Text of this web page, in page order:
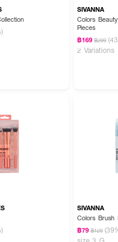
SIVANNA
Colors
Pieces
฿169 ฿299
2 Variations
SIVANNA
Colors Brush
฿79 ฿129
size 3 G